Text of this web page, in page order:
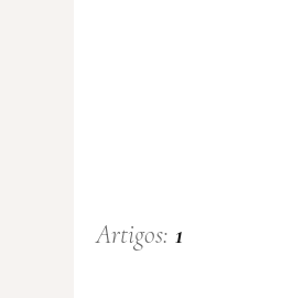
Artigos: 1